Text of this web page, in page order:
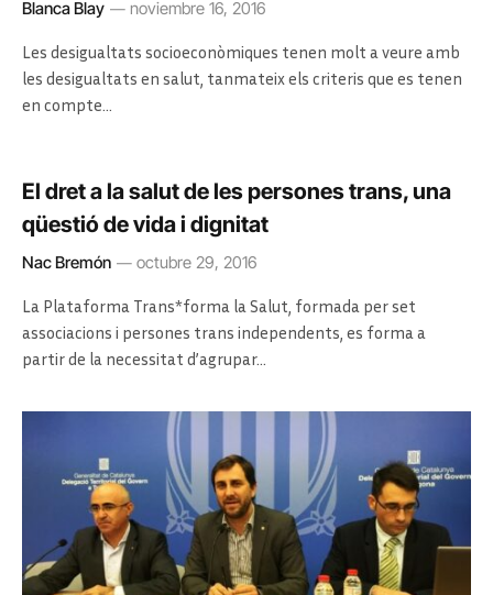
Blanca Blay noviembre 16, 2016
Les desigualtats socioeconòmiques tenen molt a veure amb
les desigualtats en salut, tanmateix els criteris que es tenen
en compte…
El dret a la salut de les persones trans, una
qüestió de vida i dignitat
Nac Bremón octubre 29, 2016
La Plataforma Trans*forma la Salut, formada per set
associacions i persones trans independents, es forma a
partir de la necessitat d’agrupar…